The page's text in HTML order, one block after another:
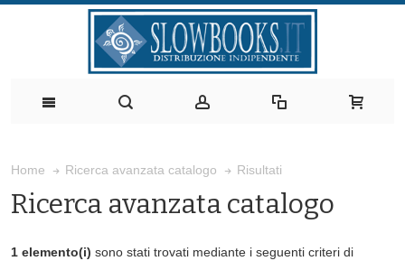
Home Ricerca avanzata catalogo Risultati
Ricerca avanzata catalogo
1 elemento(i) sono stati trovati mediante i seguenti criteri di